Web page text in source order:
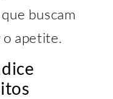
buscam
apetite.